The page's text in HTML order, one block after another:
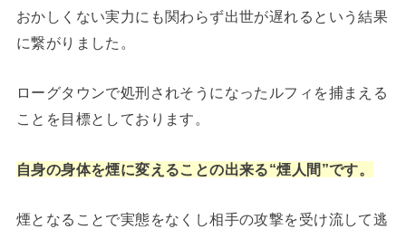
おかしくない実力にも関わらず出世が遅れるという結果
に繋がりました。
ローグタウンで処刑されそうになったルフィを捕まえる
ことを目標としております。
自身の身体を煙に変えることの出来る“煙人間”です。
煙となることで実態をなくし相手の攻撃を受け流して逃